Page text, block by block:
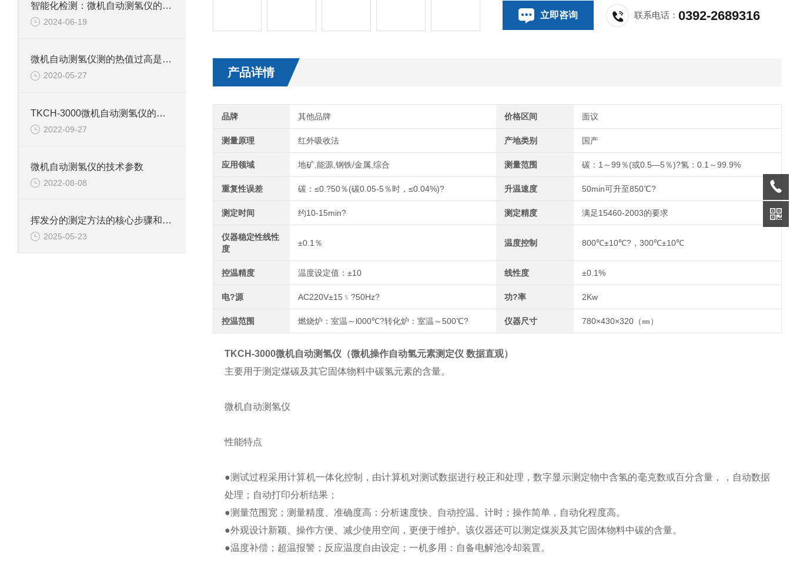
立即咨询 联系电话：0392-2689316
产品详情
品牌 其他品牌 价格区间 面议
测量原理 红外吸收法 产地类别 国产
应用领域 地矿,能源,钢铁/金属,综合 测量范围 碳：1～99％(或0.5—5％)?氢：0.1～99.9%
重复性误差 碳：≤0.?50％(碳0.05-5％时，≤0.04%)? 升温速度 50min可升至850℃?
测定时间 约10-15min? 测定精度 满足15460-2003的要求
仪器稳定性线性
度
±0.1％ 温度控制 800℃±10℃?，300℃±10℃
控温精度 温度设定值：±10 线性度 ±0.1%
电?源 AC220V±15﹪?50Hz? 功?率 2Kw
控温范围 燃烧炉：室温～l000℃?转化炉：室温～500℃? 仪器尺寸 780×430×320（㎜）
TKCH-3000微机自动测氢仪（微机操作自动氢元素测定仪 数据直观）
主要用于测定煤碳及其它固体物料中碳氢元素的含量。
微机自动测氢仪
性能特点
●测试过程采用计算机一体化控制，由计算机对测试数据进行校正和处理，数字显示测定物中含氢的毫克数或百分含量，，自动数据
处理；自动打印分析结果；
●测量范围宽；测量精度、准确度高：分析速度快、自动控温、计时；操作简单，自动化程度高。
●外观设计新颖、操作方便、减少使用空间，更便于维护。该仪器还可以测定煤炭及其它固体物料中碳的含量。
●温度补偿；超温报警；反应温度自由设定；一机多用：自备电解池冷却装置。
智能化检测：微机自动测氢仪的未来展望
2024-06-19
微机自动测氢仪测的热值过高是什么原因
2020-05-27
TKCH-3000微机自动测氢仪的产品介绍
2022-09-27
微机自动测氢仪的技术参数
2022-08-08
挥发分的测定方法的核心步骤和技术要点有哪些？
2025-05-23